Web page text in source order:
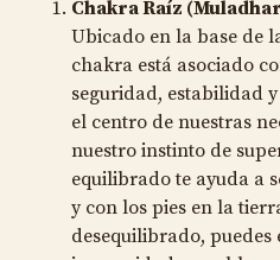
Chakra Raíz
Ubicado en la base de
chakra está asociado
seguridad, estabilidad
el centro de nuestras
nuestro instinto de
equilibrado te ayuda a
y con los pies en la
desequilibrado,